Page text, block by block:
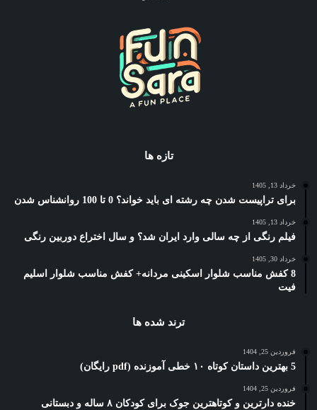
تازه ها
خرداد 13, 1405
برای تراپیست شدن چه رشته ای باید خواند؟ 0 تا 100 روانشناس شدن
خرداد 13, 1405
فیلم رنگی از چه سالی وارد ایران شد؟ و سال اختراع دوربین رنگی
خرداد 30, 1405
8 کفش مناسب شلوار اسکینی مردانه+ کفش مناسب شلوار اسلیم
فیت
ترند شده ها
فروردین 25, 1404
5 بهترین داستان کوتاه ۱۰ خطی آموزنده (pdf رایگان)
فروردین 25, 1404
خنده دارترین و کوتاهترین جوک برای کودکان ۸ ساله و دبستانی